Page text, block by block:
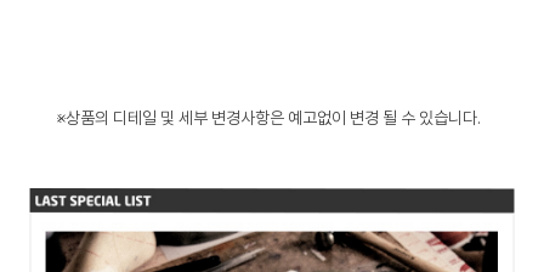
※상품의 디테일 및 세부 변경사항은 예고없이 변경 될 수 있습니다.